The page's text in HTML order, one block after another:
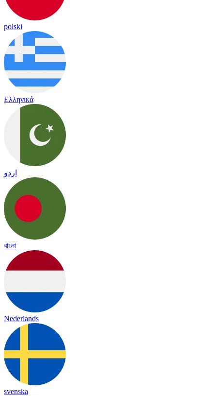
polski
Ελληνικά
اردو
বাংলা
Nederlands
svenska